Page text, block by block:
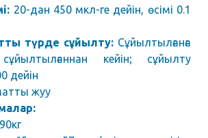
20-дан 450 мкл-ге дейін, өсімі 0.1
түрде сұйылту: Сұйылтылғанға
кейін; сұйылту
дейін
жуу
90кг